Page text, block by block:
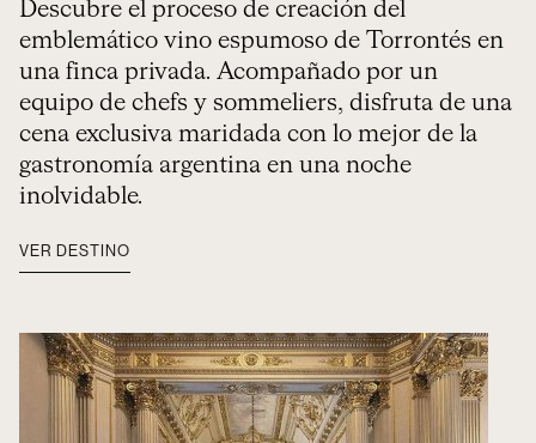
Descubre el proceso de creación del
emblemático vino espumoso de Torrontés en
una finca privada. Acompañado por un
equipo de chefs y sommeliers, disfruta de una
cena exclusiva maridada con lo mejor de la
gastronomía argentina en una noche
inolvidable.
VER DESTINO